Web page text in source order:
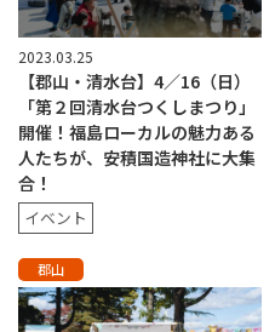
2023.03.25
【郡山・清水台】4／16（日）
「第２回清水台つくしまつり」
開催！福島ローカルの魅力ある
人たちが、安積国造神社に大集
合！
イベント
郡山